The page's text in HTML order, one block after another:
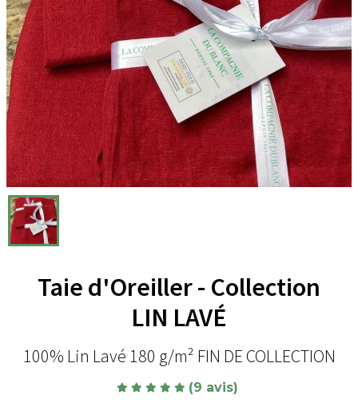
Taie d'Oreiller - Collection
LIN LAVÉ
100% Lin Lavé 180 g/m² FIN DE COLLECTION
(9 avis)